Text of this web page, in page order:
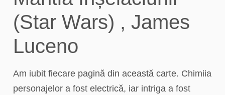
(Star Wars) , James
Luceno
Am iubit fiecare pagină din această carte. Chimiia
personajelor a fost electrică, iar intriga a fost